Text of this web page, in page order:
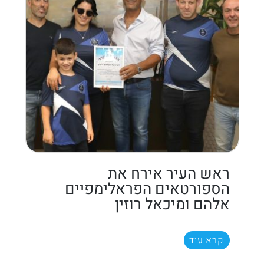
ראש העיר אירח את
הספורטאים הפראלימפיים
אלהם ומיכאל רוזין
קרא עוד